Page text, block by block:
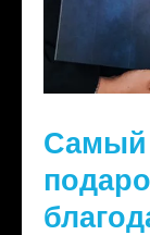
Самый